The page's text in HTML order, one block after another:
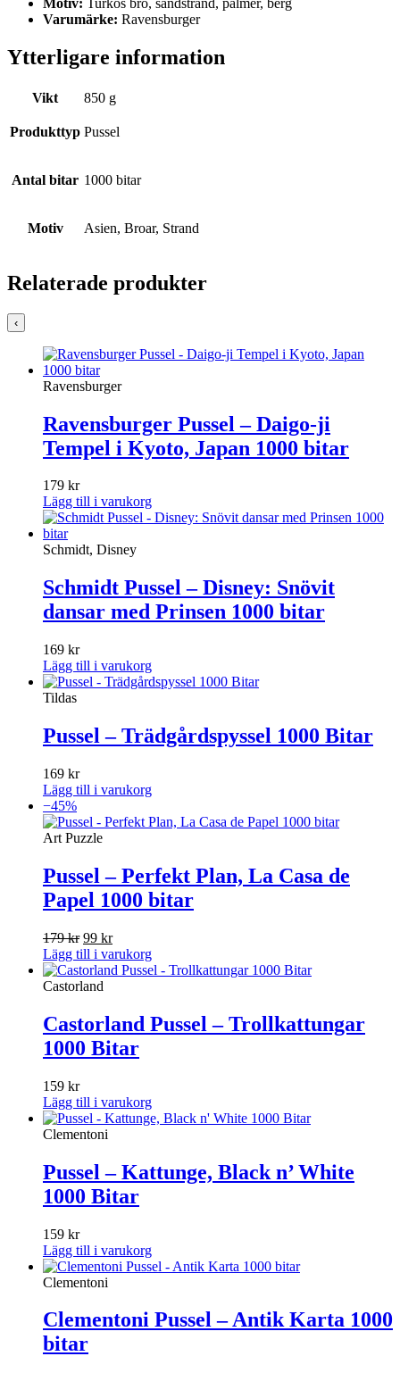
Motiv: Turkos bro, sandstrand, palmer, berg
Varumärke: Ravensburger
Ytterligare information
Vikt 850 g
Produkttyp Pussel
Antal bitar 1000 bitar
Motiv Asien, Broar, Strand
Relaterade produkter
‹
Ravensburger
Ravensburger Pussel – Daigo-ji
Tempel i Kyoto, Japan 1000 bitar
179 kr
Lägg till i varukorg
Schmidt, Disney
Schmidt Pussel – Disney: Snövit
dansar med Prinsen 1000 bitar
169 kr
Lägg till i varukorg
Tildas
Pussel – Trädgårdspyssel 1000 Bitar
169 kr
Lägg till i varukorg
−45%
Art Puzzle
Pussel – Perfekt Plan, La Casa de
Papel 1000 bitar
179kr Det
ursprungliga
priset
var:
99 krDet
nuvarande
priset
Lägg till i varukorg
Castorland
Castorland Pussel – Trollkattungar
1000 Bitar
159 kr
Lägg till i varukorg
Clementoni
Pussel – Kattunge, Black n’ White
1000 Bitar
159 kr
Lägg till i varukorg
Clementoni
Clementoni Pussel – Antik Karta 1000
bitar